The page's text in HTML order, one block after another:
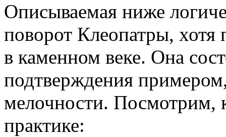
Описываемая ниже
поворот Клеопатры,
в каменном веке. Она
подтверждения
мелочности. Посмотрим,
практике: